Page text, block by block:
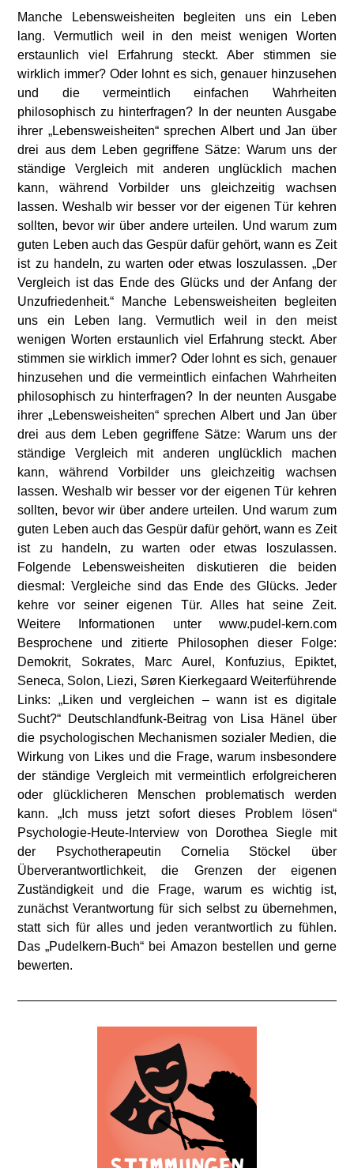
Manche Lebensweisheiten begleiten uns ein Leben
lang. Vermutlich weil in den meist wenigen Worten
erstaunlich viel Erfahrung steckt. Aber stimmen sie
wirklich immer? Oder lohnt es sich, genauer hinzusehen
und die vermeintlich einfachen Wahrheiten
philosophisch zu hinterfragen? In der neunten Ausgabe
ihrer „Lebensweisheiten“ sprechen Albert und Jan über
drei aus dem Leben gegriffene Sätze: Warum uns der
ständige Vergleich mit anderen unglücklich machen
kann, während Vorbilder uns gleichzeitig wachsen
lassen. Weshalb wir besser vor der eigenen Tür kehren
sollten, bevor wir über andere urteilen. Und warum zum
guten Leben auch das Gespür dafür gehört, wann es Zeit
ist zu handeln, zu warten oder etwas loszulassen. „Der
Vergleich ist das Ende des Glücks und der Anfang der
Unzufriedenheit.“ Manche Lebensweisheiten begleiten
uns ein Leben lang. Vermutlich weil in den meist
wenigen Worten erstaunlich viel Erfahrung steckt. Aber
stimmen sie wirklich immer? Oder lohnt es sich, genauer
hinzusehen und die vermeintlich einfachen Wahrheiten
philosophisch zu hinterfragen? In der neunten Ausgabe
ihrer „Lebensweisheiten“ sprechen Albert und Jan über
drei aus dem Leben gegriffene Sätze: Warum uns der
ständige Vergleich mit anderen unglücklich machen
kann, während Vorbilder uns gleichzeitig wachsen
lassen. Weshalb wir besser vor der eigenen Tür kehren
sollten, bevor wir über andere urteilen. Und warum zum
guten Leben auch das Gespür dafür gehört, wann es Zeit
ist zu handeln, zu warten oder etwas loszulassen.
Folgende Lebensweisheiten diskutieren die beiden
diesmal: Vergleiche sind das Ende des Glücks. Jeder
kehre vor seiner eigenen Tür. Alles hat seine Zeit.
Weitere Informationen unter www.pudel-kern.com
Besprochene und zitierte Philosophen dieser Folge:
Demokrit, Sokrates, Marc Aurel, Konfuzius, Epiktet,
Seneca, Solon, Liezi, Søren Kierkegaard Weiterführende
Links: „Liken und vergleichen – wann ist es digitale
Sucht?“ Deutschlandfunk-Beitrag von Lisa Hänel über
die psychologischen Mechanismen sozialer Medien, die
Wirkung von Likes und die Frage, warum insbesondere
der ständige Vergleich mit vermeintlich erfolgreicheren
oder glücklicheren Menschen problematisch werden
kann. „Ich muss jetzt sofort dieses Problem lösen“
Psychologie-Heute-Interview von Dorothea Siegle mit
der Psychotherapeutin Cornelia Stöckel über
Überverantwortlichkeit, die Grenzen der eigenen
Zuständigkeit und die Frage, warum es wichtig ist,
zunächst Verantwortung für sich selbst zu übernehmen,
statt sich für alles und jeden verantwortlich zu fühlen.
Das „Pudelkern-Buch“ bei Amazon bestellen und gerne
bewerten.